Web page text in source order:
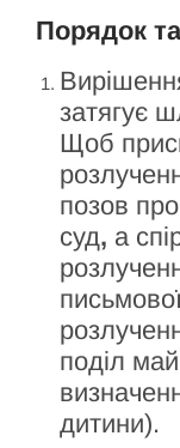
Порядок
затягує
Щоб
позов
суд, а
поділ
дитини).